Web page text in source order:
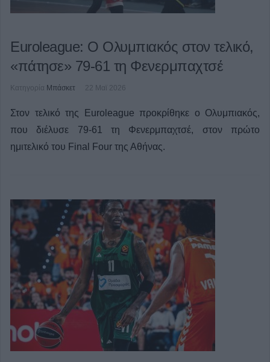
Euroleague: Ο Ολυμπιακός στον τελικό,
«πάτησε» 79-61 τη Φενερμπαχτσέ
Κατηγορία Μπάσκετ 22 Μαϊ 2026
Στον τελικό της Euroleague προκρίθηκε ο Ολυμπιακός,
που διέλυσε 79-61 τη Φενερμπαχτσέ, στον πρώτο
ημιτελικό του Final Four της Αθήνας.